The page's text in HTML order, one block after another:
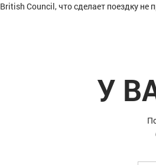
British Council, что сделает поездку не
У